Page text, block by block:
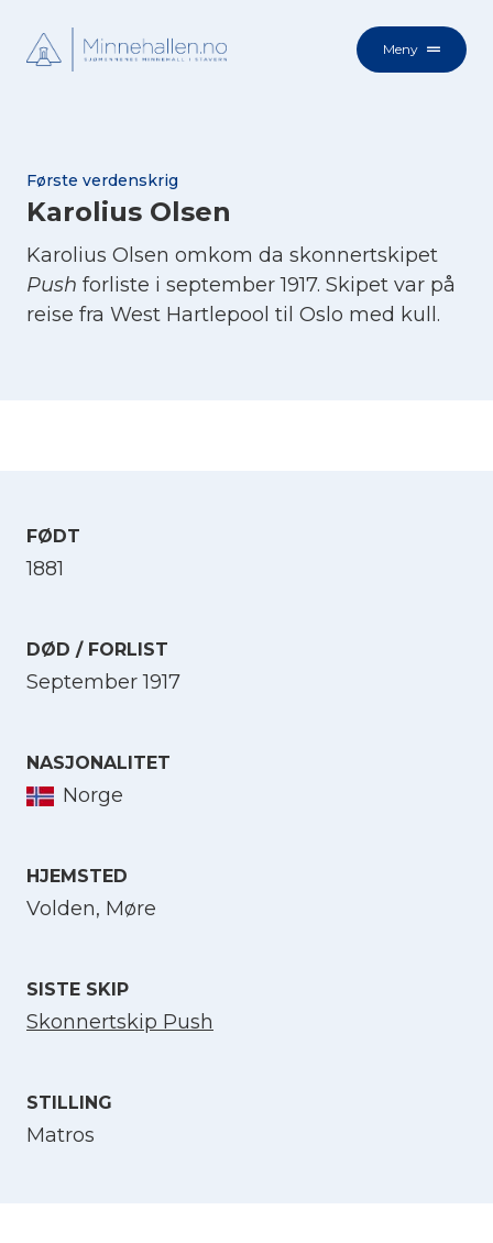
Meny
Første verdenskrig
Karolius Olsen
Karolius Olsen omkom da skonnertskipet
Push forliste i september 1917. Skipet var på
reise fra West Hartlepool til Oslo med kull.
FØDT
1881
DØD / FORLIST
September 1917
NASJONALITET
Norge
HJEMSTED
Volden, Møre
SISTE SKIP
Skonnertskip Push
STILLING
Matros